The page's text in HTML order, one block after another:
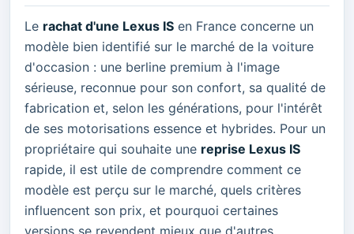
Le rachat d'une Lexus IS en France concerne un
modèle bien identifié sur le marché de la voiture
d'occasion : une berline premium à l'image
sérieuse, reconnue pour son confort, sa qualité de
fabrication et, selon les générations, pour l'intérêt
de ses motorisations essence et hybrides. Pour un
propriétaire qui souhaite une reprise Lexus IS
rapide, il est utile de comprendre comment ce
modèle est perçu sur le marché, quels critères
influencent son prix, et pourquoi certaines
versions se revendent mieux que d'autres.